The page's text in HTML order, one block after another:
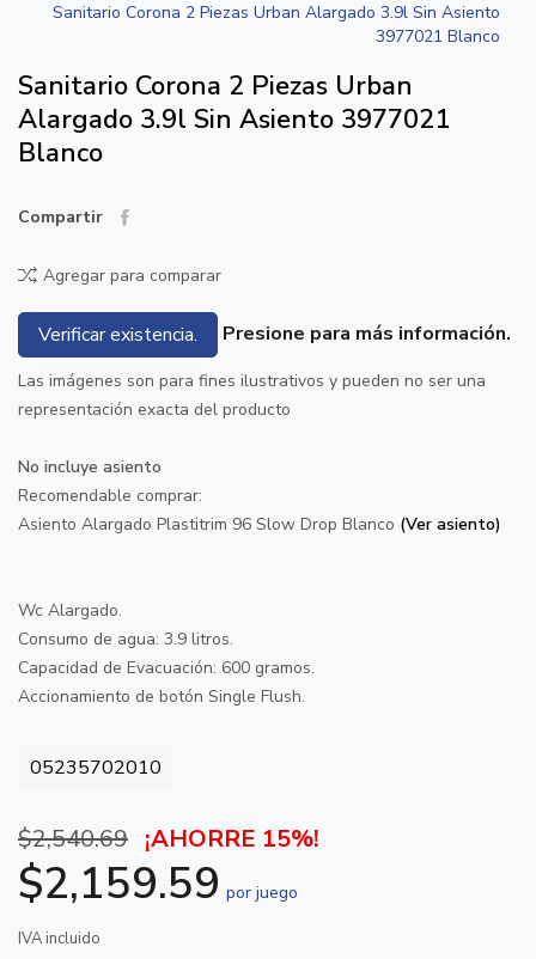
Sanitario Corona 2 Piezas Urban Alargado 3.9l Sin Asiento
3977021 Blanco
Sanitario Corona 2 Piezas Urban
Alargado 3.9l Sin Asiento 3977021
Blanco
Compartir
Agregar para comparar
Verificar existencia. Presione para más información.
Las imágenes son para fines ilustrativos y pueden no ser una
representación exacta del producto
No incluye asiento
Recomendable comprar:
Asiento Alargado Plastitrim 96 Slow Drop Blanco (Ver asiento)
Wc Alargado.
Consumo de agua: 3.9 litros.
Capacidad de Evacuación: 600 gramos.
Accionamiento de botón Single Flush.
05235702010
$2,540.69 ¡AHORRE 15%!
$2,159.59 por juego
IVA incluido